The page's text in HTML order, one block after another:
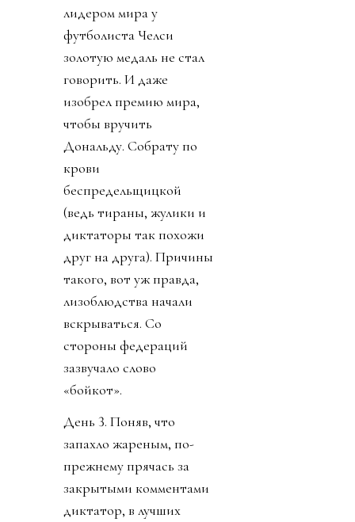
лидером мира у
футболиста Челси
золотую медаль не стал
говорить. И даже
изобрел премию мира,
чтобы вручить
Дональду. Собрату по
крови
беспредельщицкой
(ведь тираны, жулики и
диктаторы так похожи
друг на друга). Причины
такого, вот уж правда,
лизоблюдства начали
вскрываться. Со
стороны федераций
зазвучало слово
«бойкот».
День 3. Поняв, что
запахло жареным, по-
прежнему прячась за
закрытыми комментами
диктатор, в лучших